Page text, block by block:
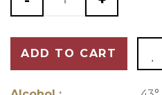
ADD TO CART